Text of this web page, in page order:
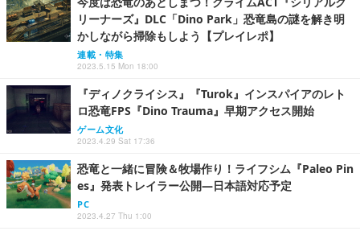
リーナーズ』DLC「Dino Park」恐竜島の謎を解き明
かしながら掃除もしよう【プレイレポ】
連載・特集
2023.5.15 Mon 18:00
『ディノクライシス』『Turok』インスパイアのレト
ロ恐竜FPS『Dino Trauma』早期アクセス開始
ゲーム文化
2023.4.29 Sat 17:36
恐竜と一緒に冒険＆牧場作り！ライフシム『Paleo Pin
es』発表トレイラー公開―日本語対応予定
PC
2023.4.27 Thu 1:00